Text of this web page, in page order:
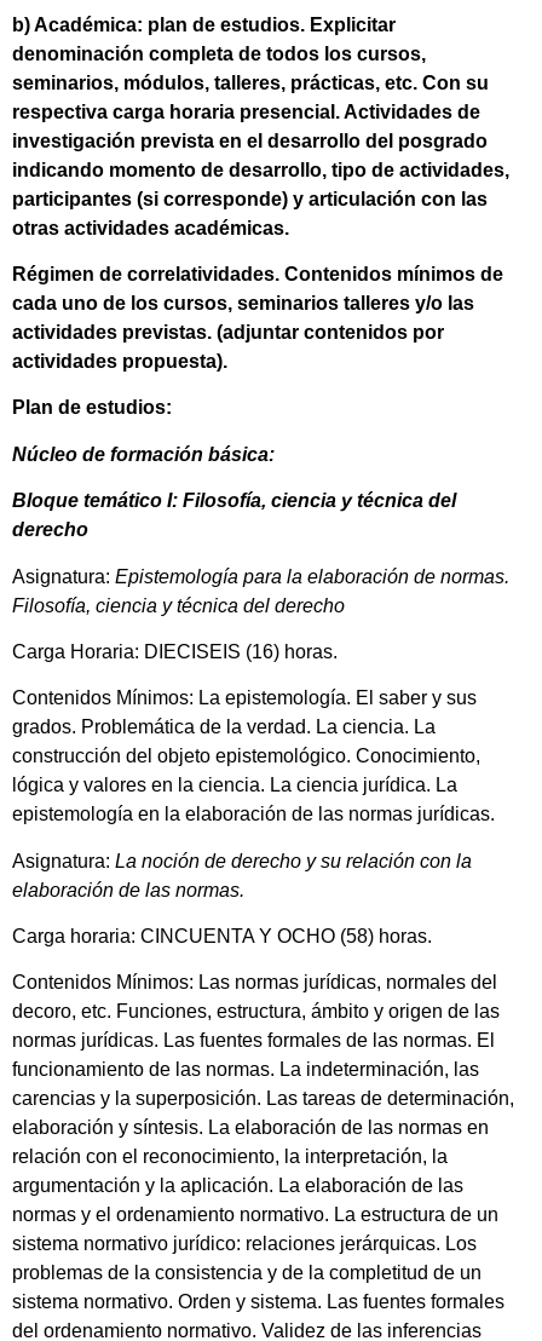
b) Académica: plan de estudios. Explicitar
denominación completa de todos los cursos,
seminarios, módulos, talleres, prácticas, etc. Con su
respectiva carga horaria presencial. Actividades de
investigación prevista en el desarrollo del posgrado
indicando momento de desarrollo, tipo de actividades,
participantes (si corresponde) y articulación con las
otras actividades académicas.
Régimen de correlatividades. Contenidos mínimos de
cada uno de los cursos, seminarios talleres y/o las
actividades previstas. (adjuntar contenidos por
actividades propuesta).
Plan de estudios:
Núcleo de formación básica:
Bloque temático I: Filosofía, ciencia y técnica del
derecho
Asignatura: Epistemología para la elaboración de normas.
Filosofía, ciencia y técnica del derecho
Carga Horaria: DIECISEIS (16) horas.
Contenidos Mínimos: La epistemología. El saber y sus
grados. Problemática de la verdad. La ciencia. La
construcción del objeto epistemológico. Conocimiento,
lógica y valores en la ciencia. La ciencia jurídica. La
epistemología en la elaboración de las normas jurídicas.
Asignatura: La noción de derecho y su relación con la
elaboración de las normas.
Carga horaria: CINCUENTA Y OCHO (58) horas.
Contenidos Mínimos: Las normas jurídicas, normales del
decoro, etc. Funciones, estructura, ámbito y origen de las
normas jurídicas. Las fuentes formales de las normas. El
funcionamiento de las normas. La indeterminación, las
carencias y la superposición. Las tareas de determinación,
elaboración y síntesis. La elaboración de las normas en
relación con el reconocimiento, la interpretación, la
argumentación y la aplicación. La elaboración de las
normas y el ordenamiento normativo. La estructura de un
sistema normativo jurídico: relaciones jerárquicas. Los
problemas de la consistencia y de la completitud de un
sistema normativo. Orden y sistema. Las fuentes formales
del ordenamiento normativo. Validez de las inferencias